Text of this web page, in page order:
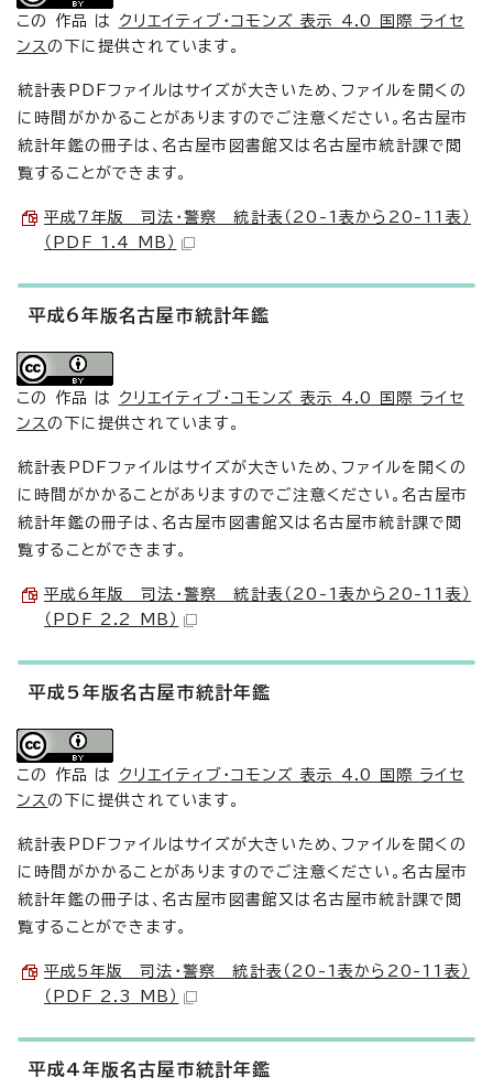
この 作品 は クリエイティブ・コモンズ 表示 4.0 国際 ライセ
ンスの下に提供されています。
統計表PDFファイルはサイズが大きいため、ファイルを開くの
に時間がかかることがありますのでご注意ください。名古屋市
統計年鑑の冊子は、名古屋市図書館又は名古屋市統計課で閲
覧することができます。
平成7年版 司法・警察 統計表（20-1表から20-11表）
（PDF 1.4 MB）
平成6年版名古屋市統計年鑑
この 作品 は クリエイティブ・コモンズ 表示 4.0 国際 ライセ
ンスの下に提供されています。
統計表PDFファイルはサイズが大きいため、ファイルを開くの
に時間がかかることがありますのでご注意ください。名古屋市
統計年鑑の冊子は、名古屋市図書館又は名古屋市統計課で閲
覧することができます。
平成6年版 司法・警察 統計表（20-1表から20-11表）
（PDF 2.2 MB）
平成5年版名古屋市統計年鑑
この 作品 は クリエイティブ・コモンズ 表示 4.0 国際 ライセ
ンスの下に提供されています。
統計表PDFファイルはサイズが大きいため、ファイルを開くの
に時間がかかることがありますのでご注意ください。名古屋市
統計年鑑の冊子は、名古屋市図書館又は名古屋市統計課で閲
覧することができます。
平成5年版 司法・警察 統計表（20-1表から20-11表）
（PDF 2.3 MB）
平成4年版名古屋市統計年鑑